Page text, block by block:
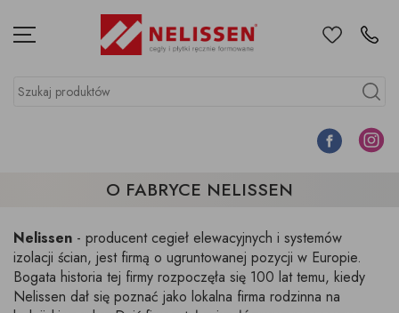
Menu UlubioneKontakt
Szukaj produktów
Szukaj
Facebook
O FABRYCE NELISSEN
Nelissen - producent cegieł elewacyjnych i systemów
izolacji ścian, jest firmą o ugruntowanej pozycji w Europie.
Bogata historia tej firmy rozpoczęła się 100 lat temu, kiedy
Nelissen dał się poznać jako lokalna firma rodzinna na